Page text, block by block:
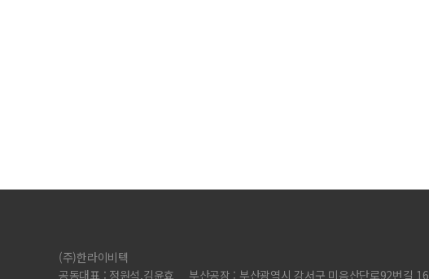
(주)한라이비텍
공동대표 : 정원석,김윤효
부산공장 : 부산광역시 강서구 미음산단로92번길 16